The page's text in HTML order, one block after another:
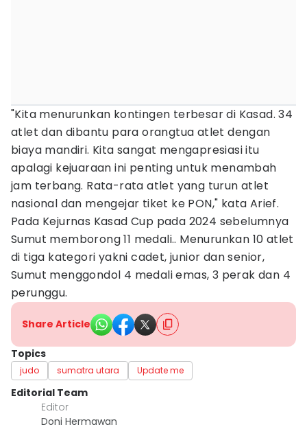
"Kita menurunkan kontingen terbesar di Kasad. 34
atlet dan dibantu para orangtua atlet dengan
biaya mandiri. Kita sangat mengapresiasi itu
apalagi kejuaraan ini penting untuk menambah
jam terbang. Rata-rata atlet yang turun atlet
nasional dan mengejar tiket ke PON," kata Arief.
Pada Kejurnas Kasad Cup pada 2024 sebelumnya
Sumut memborong 11 medali.. Menurunkan 10 atlet
di tiga kategori yakni cadet, junior dan senior,
Sumut menggondol 4 medali emas, 3 perak dan 4
perunggu.
Share Article
Topics
judo sumatra utara Update me
Editorial Team
Editor
Doni Hermawan